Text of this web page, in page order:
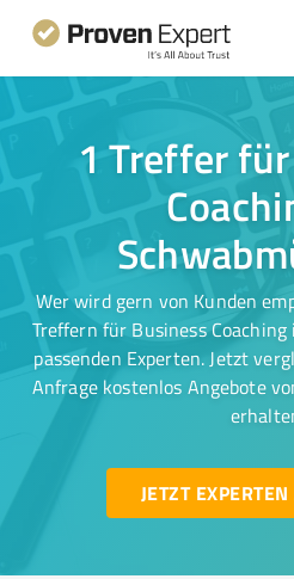
1 Treffer
Wer wird gern von Kunden
Treffern für Business
passenden Experten. Jetzt
Anfrage kostenlos Angebote
JETZT